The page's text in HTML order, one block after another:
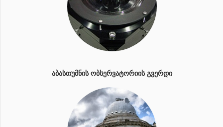
ᲐᲑᲐᲡᲗᲣᲛᲜᲘᲡ ᲝᲑᲡᲔᲠᲕᲐᲢᲝᲠᲘᲘᲡ ᲒᲕᲔᲠᲓᲘ